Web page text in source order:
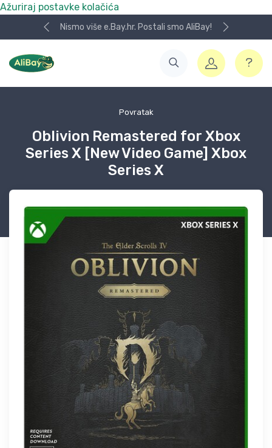
Ažuriraj postavke kolačića
Nismo više e.Bay.hr. Postali smo AliBay!
Povratak
Oblivion Remastered for Xbox
Series X [New Video Game] Xbox
Series X